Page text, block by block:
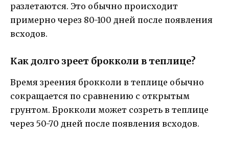
разлетаются. Это обычно происходит
примерно через 80-100 дней после появления
всходов.
Как долго зреет брокколи в теплице?
Время зреения брокколи в теплице обычно
сокращается по сравнению с открытым
грунтом. Брокколи может созреть в теплице
через 50-70 дней после появления всходов.